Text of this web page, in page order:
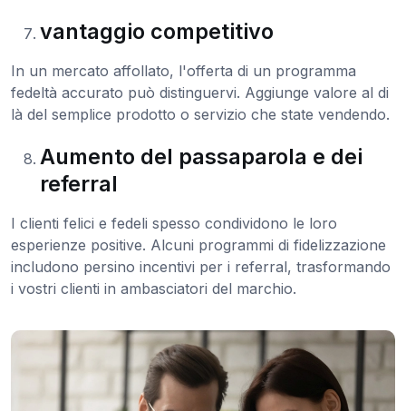
vantaggio competitivo
In un mercato affollato, l'offerta di un programma
fedeltà accurato può distinguervi. Aggiunge valore al di
là del semplice prodotto o servizio che state vendendo.
Aumento del passaparola e dei
referral
I clienti felici e fedeli spesso condividono le loro
esperienze positive. Alcuni programmi di fidelizzazione
includono persino incentivi per i referral, trasformando
i vostri clienti in ambasciatori del marchio.